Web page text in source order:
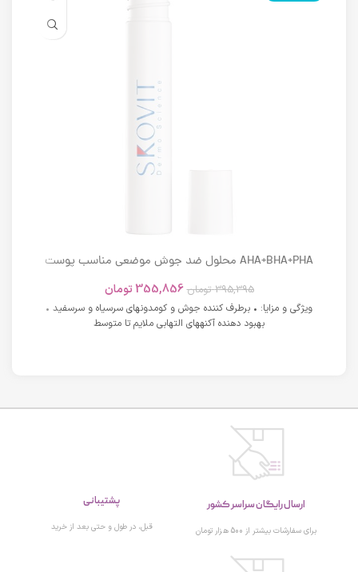
AHA+BHA+PHA محلول ضد جوش موضعی مناسب پوست
395,395 تومان 355,856 تومان
ویژگی و مزایا: • برطرف کننده جوش و کومدونهای سرسیاه و سرسفید •
بهبود دهنده آکنههای التهابی ملایم تا متوسط
ارسال رایگان سراسر کشور
برای سفارشات بیشتر از 500 هزار تومان
پشتیبانی
قبل، در طول و حتی بعد از خرید